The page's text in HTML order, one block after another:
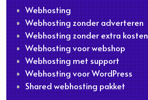
Webhosting
Webhosting zonder adverteren
Webhosting zonder extra kosten
Webhosting voor webshop
Webhosting met support
Webhosting voor WordPress
Shared webhosting pakket